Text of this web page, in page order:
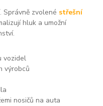
Správně zvolené střešní
hluk a umožní
vozidel
výrobců
nosičů na auta